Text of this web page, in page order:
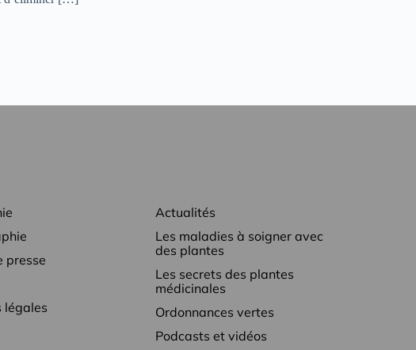
presse
légales
Actualités
Les maladies à soigner avec
des plantes
Les secrets des plantes
médicinales
Ordonnances vertes
Podcasts et vidéos